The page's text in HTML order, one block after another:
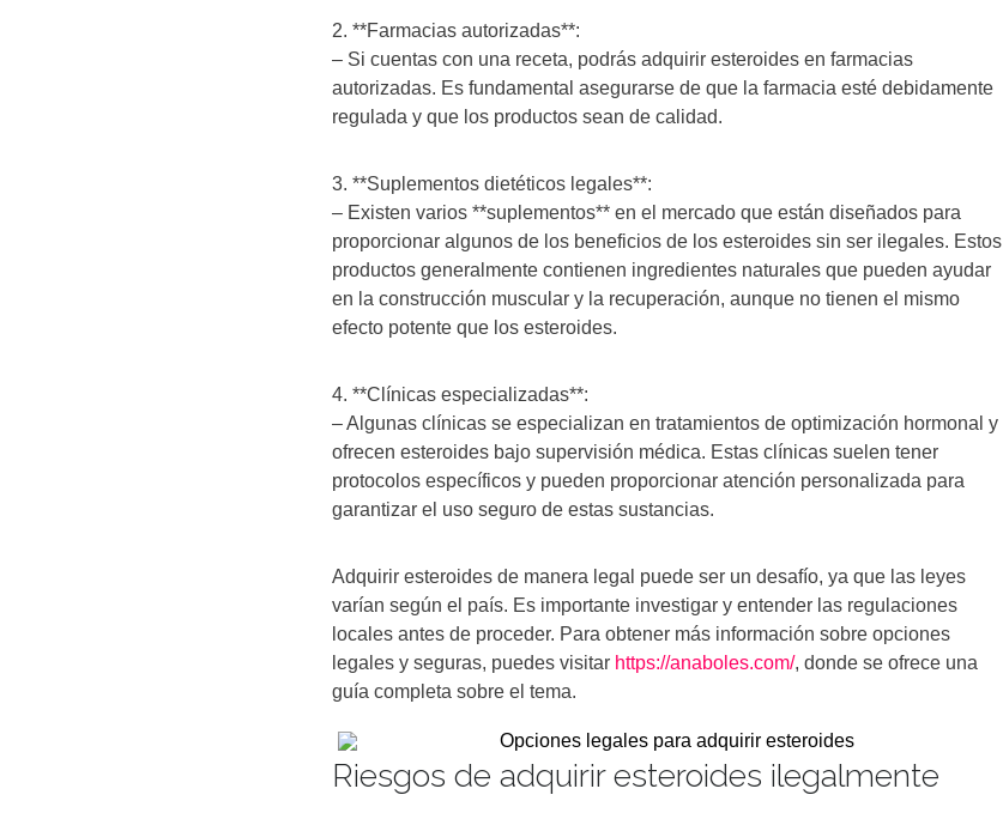
2. **Farmacias autorizadas**:
– Si cuentas con una receta, podrás adquirir esteroides en farmacias
autorizadas. Es fundamental asegurarse de que la farmacia esté debidamente
regulada y que los productos sean de calidad.
3. **Suplementos dietéticos legales**:
– Existen varios **suplementos** en el mercado que están diseñados para
proporcionar algunos de los beneficios de los esteroides sin ser ilegales. Estos
productos generalmente contienen ingredientes naturales que pueden ayudar
en la construcción muscular y la recuperación, aunque no tienen el mismo
efecto potente que los esteroides.
4. **Clínicas especializadas**:
– Algunas clínicas se especializan en tratamientos de optimización hormonal y
ofrecen esteroides bajo supervisión médica. Estas clínicas suelen tener
protocolos específicos y pueden proporcionar atención personalizada para
garantizar el uso seguro de estas sustancias.
Adquirir esteroides de manera legal puede ser un desafío, ya que las leyes
varían según el país. Es importante investigar y entender las regulaciones
locales antes de proceder. Para obtener más información sobre opciones
legales y seguras, puedes visitar https://anaboles.com/, donde se ofrece una
guía completa sobre el tema.
Riesgos de adquirir esteroides ilegalmente